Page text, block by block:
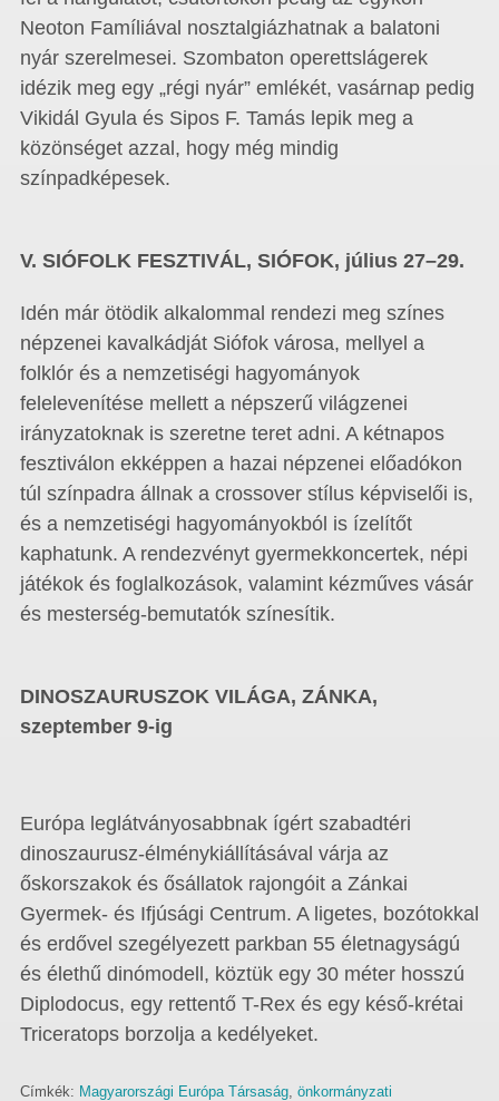
Neoton Famíliával nosztalgiázhatnak a balatoni
nyár szerelmesei. Szombaton operettslágerek
idézik meg egy „régi nyár” emlékét, vasárnap pedig
Vikidál Gyula és Sipos F. Tamás lepik meg a
közönséget azzal, hogy még mindig
színpadképesek.
V. SIÓFOLK FESZTIVÁL, SIÓFOK, július 27–29.
Idén már ötödik alkalommal rendezi meg színes
népzenei kavalkádját Siófok városa, mellyel a
folklór és a nemzetiségi hagyományok
felelevenítése mellett a népszerű világzenei
irányzatoknak is szeretne teret adni. A kétnapos
fesztiválon ekképpen a hazai népzenei előadókon
túl színpadra állnak a crossover stílus képviselői is,
és a nemzetiségi hagyományokból is ízelítőt
kaphatunk. A rendezvényt gyermekkoncertek, népi
játékok és foglalkozások, valamint kézműves vásár
és mesterség-bemutatók színesítik.
DINOSZAURUSZOK VILÁGA, ZÁNKA,
szeptember 9-ig
Európa leglátványosabbnak ígért szabadtéri
dinoszaurusz-élménykiállításával várja az
őskorszakok és ősállatok rajongóit a Zánkai
Gyermek- és Ifjúsági Centrum. A ligetes, bozótokkal
és erdővel szegélyezett parkban 55 életnagyságú
és élethű dinómodell, köztük egy 30 méter hosszú
Diplodocus, egy rettentő T-Rex és egy késő-krétai
Triceratops borzolja a kedélyeket.
Címkék: Magyarországi Európa Társaság, önkormányzati